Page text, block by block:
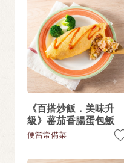
《百搭炒飯．美味升
級》蕃茄香腸蛋包飯
便當常備菜